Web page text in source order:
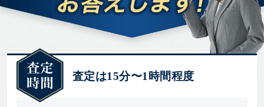
査定は15分〜1時間程度